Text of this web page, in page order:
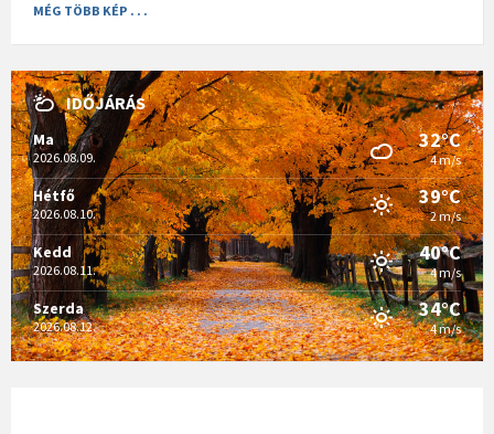
MÉG TÖBB KÉP . . .
IDŐJÁRÁS
Ma
2026.08.09.
32°C
4 m/s
Hétfő
2026.08.10.
39°C
2 m/s
Kedd
2026.08.11.
40°C
4 m/s
Szerda
2026.08.12.
34°C
4 m/s